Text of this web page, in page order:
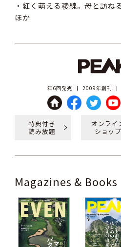
・紅く萌える稜線。母と訪ね
ほか
年6回発売 2009年創刊
特典付き
読み放題
オンライ
ショップ
Magazines & Books